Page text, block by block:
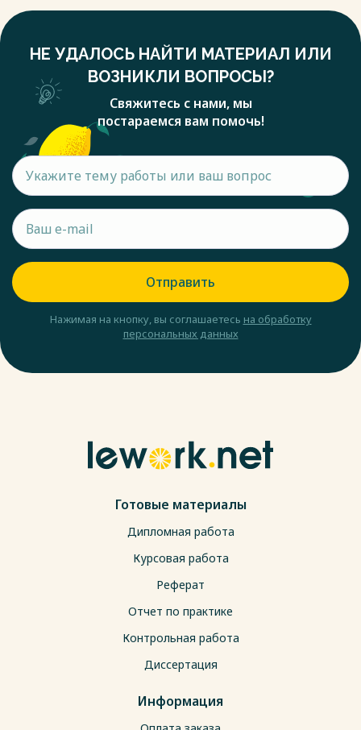
НЕ УДАЛОСЬ НАЙТИ МАТЕРИАЛ ИЛИ
ВОЗНИКЛИ ВОПРОСЫ?
Свяжитесь с нами, мы
постараемся вам помочь!
Отправить
Нажимая на кнопку, вы соглашаетесь на обработку
персональных данных
Готовые материалы
Дипломная работа
Курсовая работа
Реферат
Отчет по практике
Контрольная работа
Диссертация
Информация